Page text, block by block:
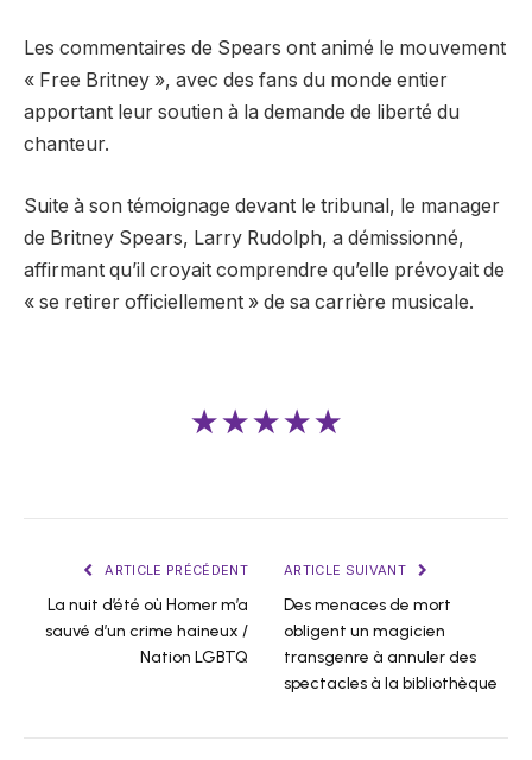
Les commentaires de Spears ont animé le mouvement
« Free Britney », avec des fans du monde entier
apportant leur soutien à la demande de liberté du
chanteur.
Suite à son témoignage devant le tribunal, le manager
de Britney Spears, Larry Rudolph, a démissionné,
affirmant qu’il croyait comprendre qu’elle prévoyait de
« se retirer officiellement » de sa carrière musicale.
★★★★★
ARTICLE PRÉCÉDENT
La nuit d’été où Homer m’a
sauvé d’un crime haineux /
Nation LGBTQ
ARTICLE SUIVANT
Des menaces de mort
obligent un magicien
transgenre à annuler des
spectacles à la bibliothèque